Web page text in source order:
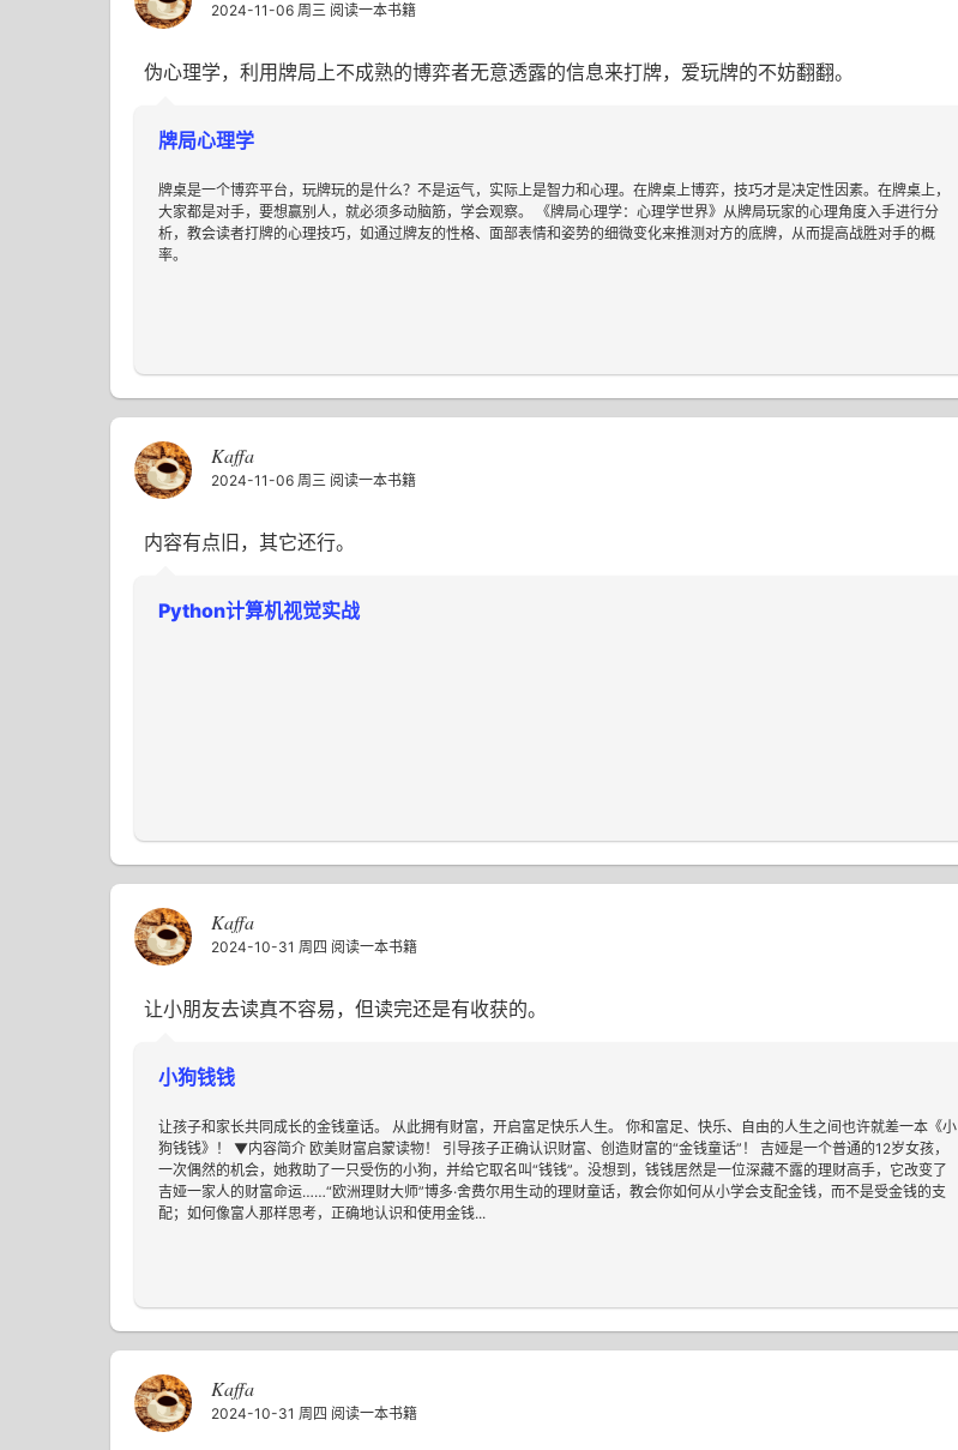
2024-11-06 周三 阅读一本书籍
伪心理学，利用牌局上不成熟的博弈者无意透露的信息来打牌，爱玩牌的不妨翻翻。
牌局心理学
牌桌是一个博弈平台，玩牌玩的是什么？不是运气，实际上是智力和心理。在牌桌上博弈，技巧才是决定性因素。在牌桌上，
大家都是对手，要想赢别人，就必须多动脑筋，学会观察。 《牌局心理学：心理学世界》从牌局玩家的心理角度入手进行分
析，教会读者打牌的心理技巧，如通过牌友的性格、面部表情和姿势的细微变化来推测对方的底牌，从而提高战胜对手的概
率。
Kaffa
2024-11-06 周三 阅读一本书籍
内容有点旧，其它还行。
Python计算机视觉实战
Kaffa
2024-10-31 周四 阅读一本书籍
让小朋友去读真不容易，但读完还是有收获的。
小狗钱钱
让孩子和家长共同成长的金钱童话。 从此拥有财富，开启富足快乐人生。 你和富足、快乐、自由的人生之间也许就差一本《小
狗钱钱》！ ▼内容简介 欧美财富启蒙读物！ 引导孩子正确认识财富、创造财富的“金钱童话”！ 吉娅是一个普通的12岁女孩，
一次偶然的机会，她救助了一只受伤的小狗，并给它取名叫“钱钱”。没想到，钱钱居然是一位深藏不露的理财高手，它改变了
吉娅一家人的财富命运……“欧洲理财大师”博多·舍费尔用生动的理财童话，教会你如何从小学会支配金钱，而不是受金钱的支
配；如何像富人那样思考，正确地认识和使用金钱...
Kaffa
2024-10-31 周四 阅读一本书籍